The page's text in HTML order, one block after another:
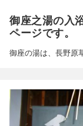
御座之湯の入
ページです。
御座の湯は、長野原